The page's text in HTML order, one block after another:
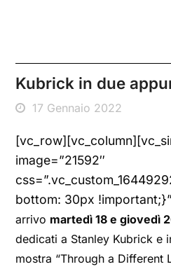
Kubrick in due
17 Gennaio 2022
image=”21592″
bottom: 30px
arrivo martedì 18 e giovedì
dedicati a Stanley Kubrick e
mostra “Through a Different